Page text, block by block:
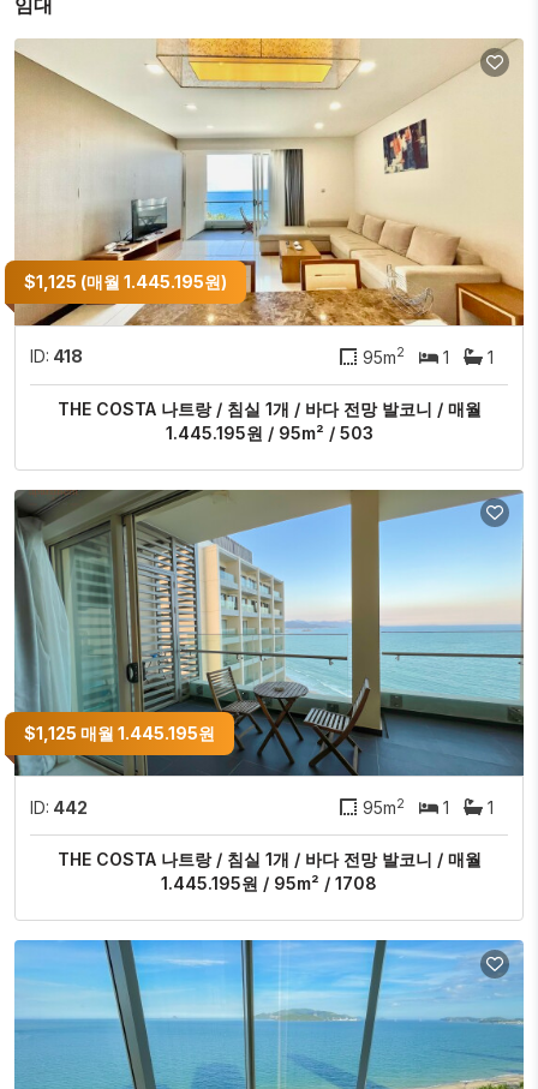
$1,125 (매월 1.445.195원)
ID: 418 95m2 1 1
THE COSTA 나트랑 / 침실 1개 / 바다 전망 발코니 / 매월
1.445.195원 / 95m² / 503
$1,125 매월 1.445.195원
ID: 442 95m2 1 1
THE COSTA 나트랑 / 침실 1개 / 바다 전망 발코니 / 매월
1.445.195원 / 95m² / 1708